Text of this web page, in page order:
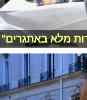
מלא באתגרים"